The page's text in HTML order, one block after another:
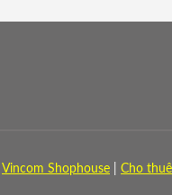
Vincom Shophouse Cho